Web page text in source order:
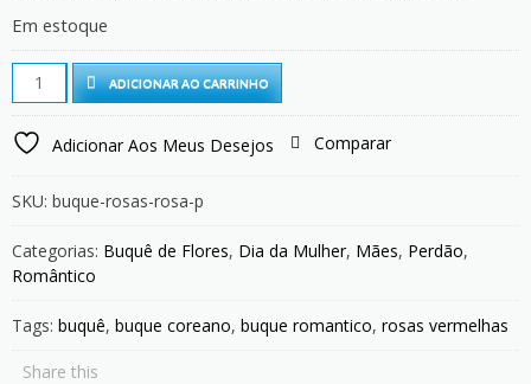
Em estoque
Buquê
Abraço
de
Amor
Rosa
rosas)
quantity
ADICIONAR AO CARRINHO
Adicionar Aos Meus Desejos Comparar
SKU: buque-rosas-rosa-p
Categorias: Buquê de Flores, Dia da Mulher, Mães, Perdão,
Romântico
Tags: buquê, buque coreano, buque romantico, rosas vermelhas
Share this